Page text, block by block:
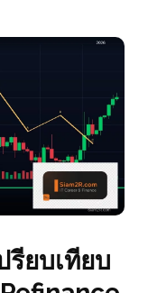
รียบเทียบ